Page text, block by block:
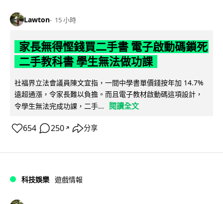
Lawton 15 小時
家長無得慳錢買二手書 電子啟動碼鎖死
二手教科書 學生無法做功課
社福界立法會議員陳文宜指，一間中學書單價錢按年加 14.7%
遠超通漲，令家長難以負擔。而且電子教材啟動碼這項設計，
令學生無法完成功課，二手...
閱讀全文
654 250 ↗ 分享
科技娛樂 遊戲情報